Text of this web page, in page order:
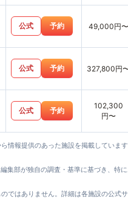
公式 予約 49,000円〜
公式 予約 327,800円
公式 予約
102,300
円〜
情報提供のあった施設を掲載していま
集部が独自の調査・基準に基づき、特
ではありません。詳細は各施設の公式